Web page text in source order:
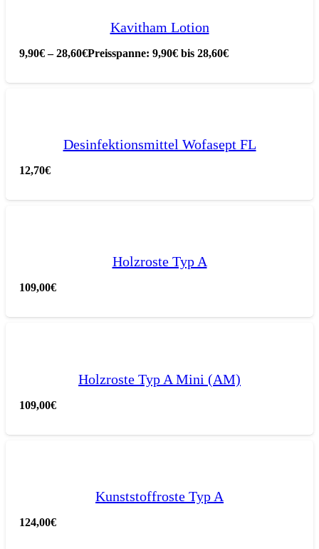
Kavitham Lotion
9,90€ –28,60€Preisspanne: 9,90€ bis 28,60€
Desinfektionsmittel Wofasept FL
12,70€
Holzroste Typ A
109,00€
Holzroste Typ A Mini (AM)
109,00€
Kunststoffroste Typ A
124,00€